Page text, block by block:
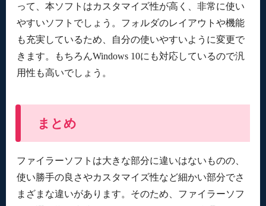
って、本ソフトはカスタマイズ性が高く、非常に使い
やすいソフトでしょう。フォルダのレイアウトや機能
も充実しているため、自分の使いやすいように変更で
きます。もちろんWindows 10にも対応しているので汎
用性も高いでしょう。
まとめ
ファイラーソフトは大きな部分に違いはないものの、
使い勝手の良さやカスタマイズ性など細かい部分でさ
まざまな違いがあります。そのため、ファイラーソフ